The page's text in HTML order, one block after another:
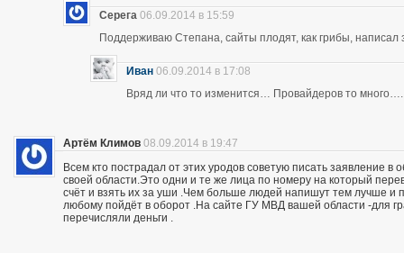
Серега 06.09.2014 в 15:59
Поддерживаю Степана, сайты плодят, как грибы,
Иван 06.09.2014 в 17:08
Вряд ли что то изменится… Провайдеров то много….
Артём Климов 08.09.2014 в 19:47
Всем кто пострадал от этих уродов советую писать заявление
своей области.Это одни и те же лица по номеру на который
счёт и взять их за уши .Чем больше людей напишут тем лучше и
любому пойдёт в оборот .На сайте ГУ МВД вашей области -для
перечисляли деньги .